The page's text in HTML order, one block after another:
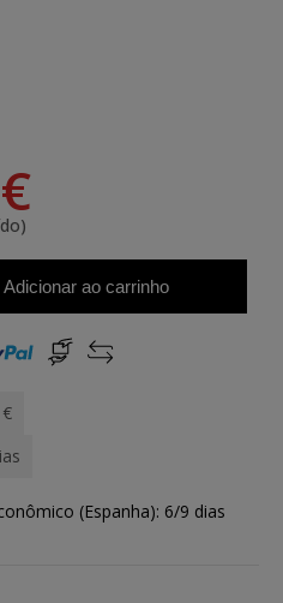
Adicionar ao carrinho
(Espanha): 6/9 dias